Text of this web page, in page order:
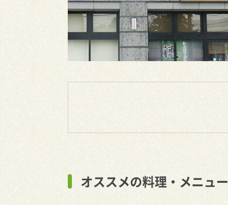
オススメの料理・メニュー